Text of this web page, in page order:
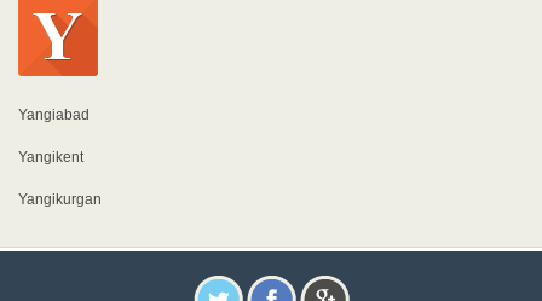
Yangiabad
Yangikent
Yangikurgan